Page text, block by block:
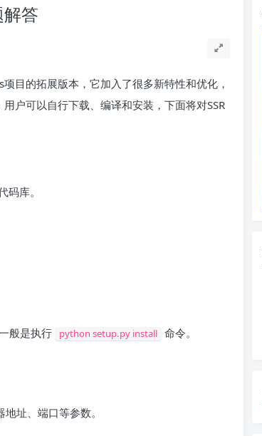
答
目的拓展版本，它加入了很多新特性和优化，
户可以自行下载、编译和安装，下面将对SSR
库。
般是执行
python setup.py install 命令。
址、端口等参数。